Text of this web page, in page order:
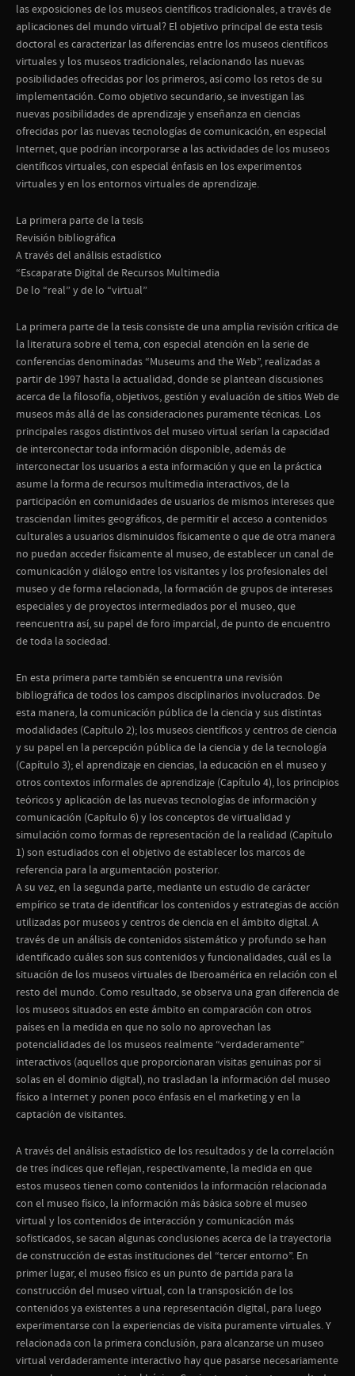
las exposiciones de los museos científicos tradicionales, a través de
aplicaciones del mundo virtual? El objetivo principal de esta tesis
doctoral es caracterizar las diferencias entre los museos científicos
virtuales y los museos tradicionales, relacionando las nuevas
posibilidades ofrecidas por los primeros, así como los retos de su
implementación. Como objetivo secundario, se investigan las
nuevas posibilidades de aprendizaje y enseñanza en ciencias
ofrecidas por las nuevas tecnologías de comunicación, en especial
Internet, que podrían incorporarse a las actividades de los museos
científicos virtuales, con especial énfasis en los experimentos
virtuales y en los entornos virtuales de aprendizaje.
La primera parte de la tesis
Revisión bibliográfica
A través del análisis estadístico
“Escaparate Digital de Recursos Multimedia
De lo “real” y de lo “virtual”
La primera parte de la tesis consiste de una amplia revisión crítica de
la literatura sobre el tema, con especial atención en la serie de
conferencias denominadas “Museums and the Web”, realizadas a
partir de 1997 hasta la actualidad, donde se plantean discusiones
acerca de la filosofía, objetivos, gestión y evaluación de sitios Web de
museos más allá de las consideraciones puramente técnicas. Los
principales rasgos distintivos del museo virtual serían la capacidad
de interconectar toda información disponible, además de
interconectar los usuarios a esta información y que en la práctica
asume la forma de recursos multimedia interactivos, de la
participación en comunidades de usuarios de mismos intereses que
trasciendan límites geográficos, de permitir el acceso a contenidos
culturales a usuarios disminuidos físicamente o que de otra manera
no puedan acceder físicamente al museo, de establecer un canal de
comunicación y diálogo entre los visitantes y los profesionales del
museo y de forma relacionada, la formación de grupos de intereses
especiales y de proyectos intermediados por el museo, que
reencuentra así, su papel de foro imparcial, de punto de encuentro
de toda la sociedad.
En esta primera parte también se encuentra una revisión
bibliográfica de todos los campos disciplinarios involucrados. De
esta manera, la comunicación pública de la ciencia y sus distintas
modalidades (Capítulo 2); los museos científicos y centros de ciencia
y su papel en la percepción pública de la ciencia y de la tecnología
(Capítulo 3); el aprendizaje en ciencias, la educación en el museo y
otros contextos informales de aprendizaje (Capítulo 4), los principios
teóricos y aplicación de las nuevas tecnologías de información y
comunicación (Capítulo 6) y los conceptos de virtualidad y
simulación como formas de representación de la realidad (Capítulo
1) son estudiados con el objetivo de establecer los marcos de
referencia para la argumentación posterior.
A su vez, en la segunda parte, mediante un estudio de carácter
empírico se trata de identificar los contenidos y estrategias de acción
utilizadas por museos y centros de ciencia en el ámbito digital. A
través de un análisis de contenidos sistemático y profundo se han
identificado cuáles son sus contenidos y funcionalidades, cuál es la
situación de los museos virtuales de Iberoamérica en relación con el
resto del mundo. Como resultado, se observa una gran diferencia de
los museos situados en este ámbito en comparación con otros
países en la medida en que no solo no aprovechan las
potencialidades de los museos realmente “verdaderamente”
interactivos (aquellos que proporcionaran visitas genuinas por si
solas en el dominio digital), no trasladan la información del museo
físico a Internet y ponen poco énfasis en el marketing y en la
captación de visitantes.
A través del análisis estadístico de los resultados y de la correlación
de tres índices que reflejan, respectivamente, la medida en que
estos museos tienen como contenidos la información relacionada
con el museo físico, la información más básica sobre el museo
virtual y los contenidos de interacción y comunicación más
sofisticados, se sacan algunas conclusiones acerca de la trayectoria
de construcción de estas instituciones del “tercer entorno”. En
primer lugar, el museo físico es un punto de partida para la
construcción del museo virtual, con la transposición de los
contenidos ya existentes a una representación digital, para luego
experimentarse con la experiencias de visita puramente virtuales. Y
relacionada con la primera conclusión, para alcanzarse un museo
virtual verdaderamente interactivo hay que pasarse necesariamente